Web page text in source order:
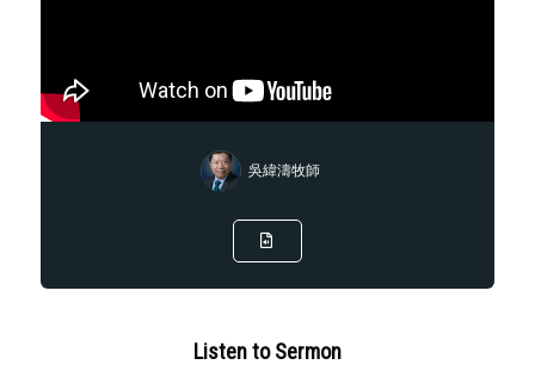
吳緯濤牧師
Listen to Sermon